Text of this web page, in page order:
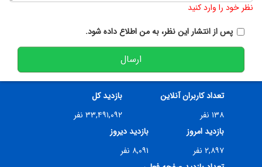
نظر خود را وارد کنید
پس از انتشار این نظر، به من اطلاع داده شود.
ارسال
تعداد کاربران آنلاین
۱۳۸ نفر
بازدید کل
۳۳,۴۹۱,۰۹۲ نفر
بازدید امروز
۲,۸۹۷ نفر
بازدید دیروز
۸,۰۹۱ نفر